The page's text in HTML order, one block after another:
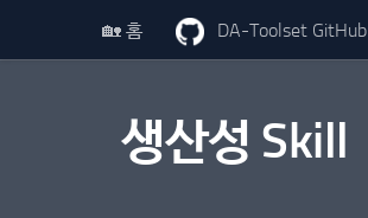
콘텐츠로 건너뛰기
🏡 홈 DA-Toolset GitHub
생산성 Skill